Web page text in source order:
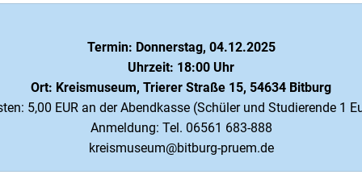
Termin: Donnerstag, 04.12.2025
Uhrzeit: 18:00 Uhr
Ort: Kreismuseum, Trierer Straße 15, 54634 Bitburg
5,00 EUR an der Abendkasse (Schüler und Studierende 1
Anmeldung: Tel. 06561 683-888
kreismuseum@bitburg-pruem.de